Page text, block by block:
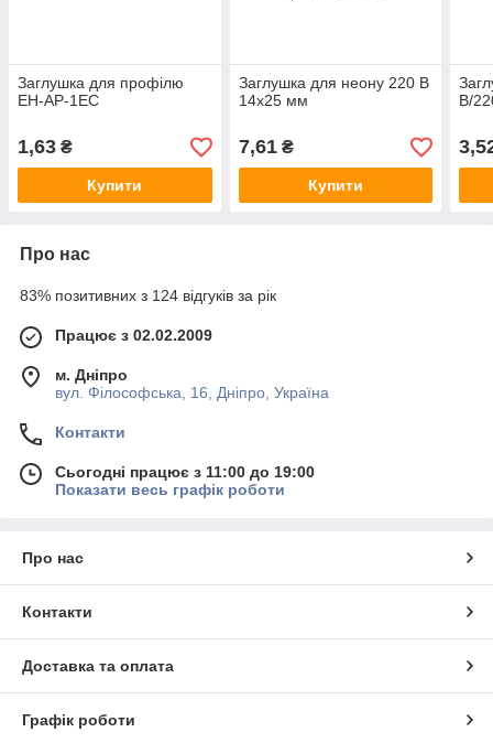
Заглушка для профілю
EH-AP-1EC
1,63 ₴
Купити
Заглушка для неону 220 В
14х25 мм
7,61₴
Купити
В/
Про нас
83% позитивних з 124 відгуків за рік
Працює з 02.02.2009
м. Дніпро
вул. Філософська, 16, Дніпро, Україна
Контакти
Сьогодні працює з 11:00 до 19:00
Показати весь графік роботи
Про нас
Контакти
Доставка та оплата
Графік роботи